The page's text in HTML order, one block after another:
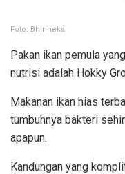
Foto: Bhinneka
Pakan ikan pemula
nutrisi adalah Hokky
Makanan ikan hias
tumbuhnya bakteri
apapun.
Kandungan yang